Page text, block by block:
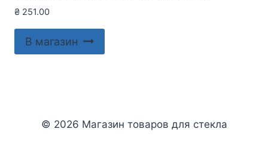
₴ 251.00
В магазин
© 2026 Магазин товаров для стекла